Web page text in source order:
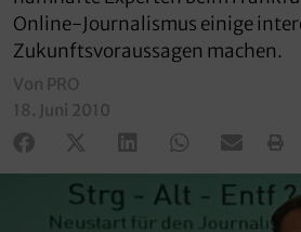
Online-Journalismus einige
Zukunftsvoraussagen machen.
Von PRO
18. Juni 2010